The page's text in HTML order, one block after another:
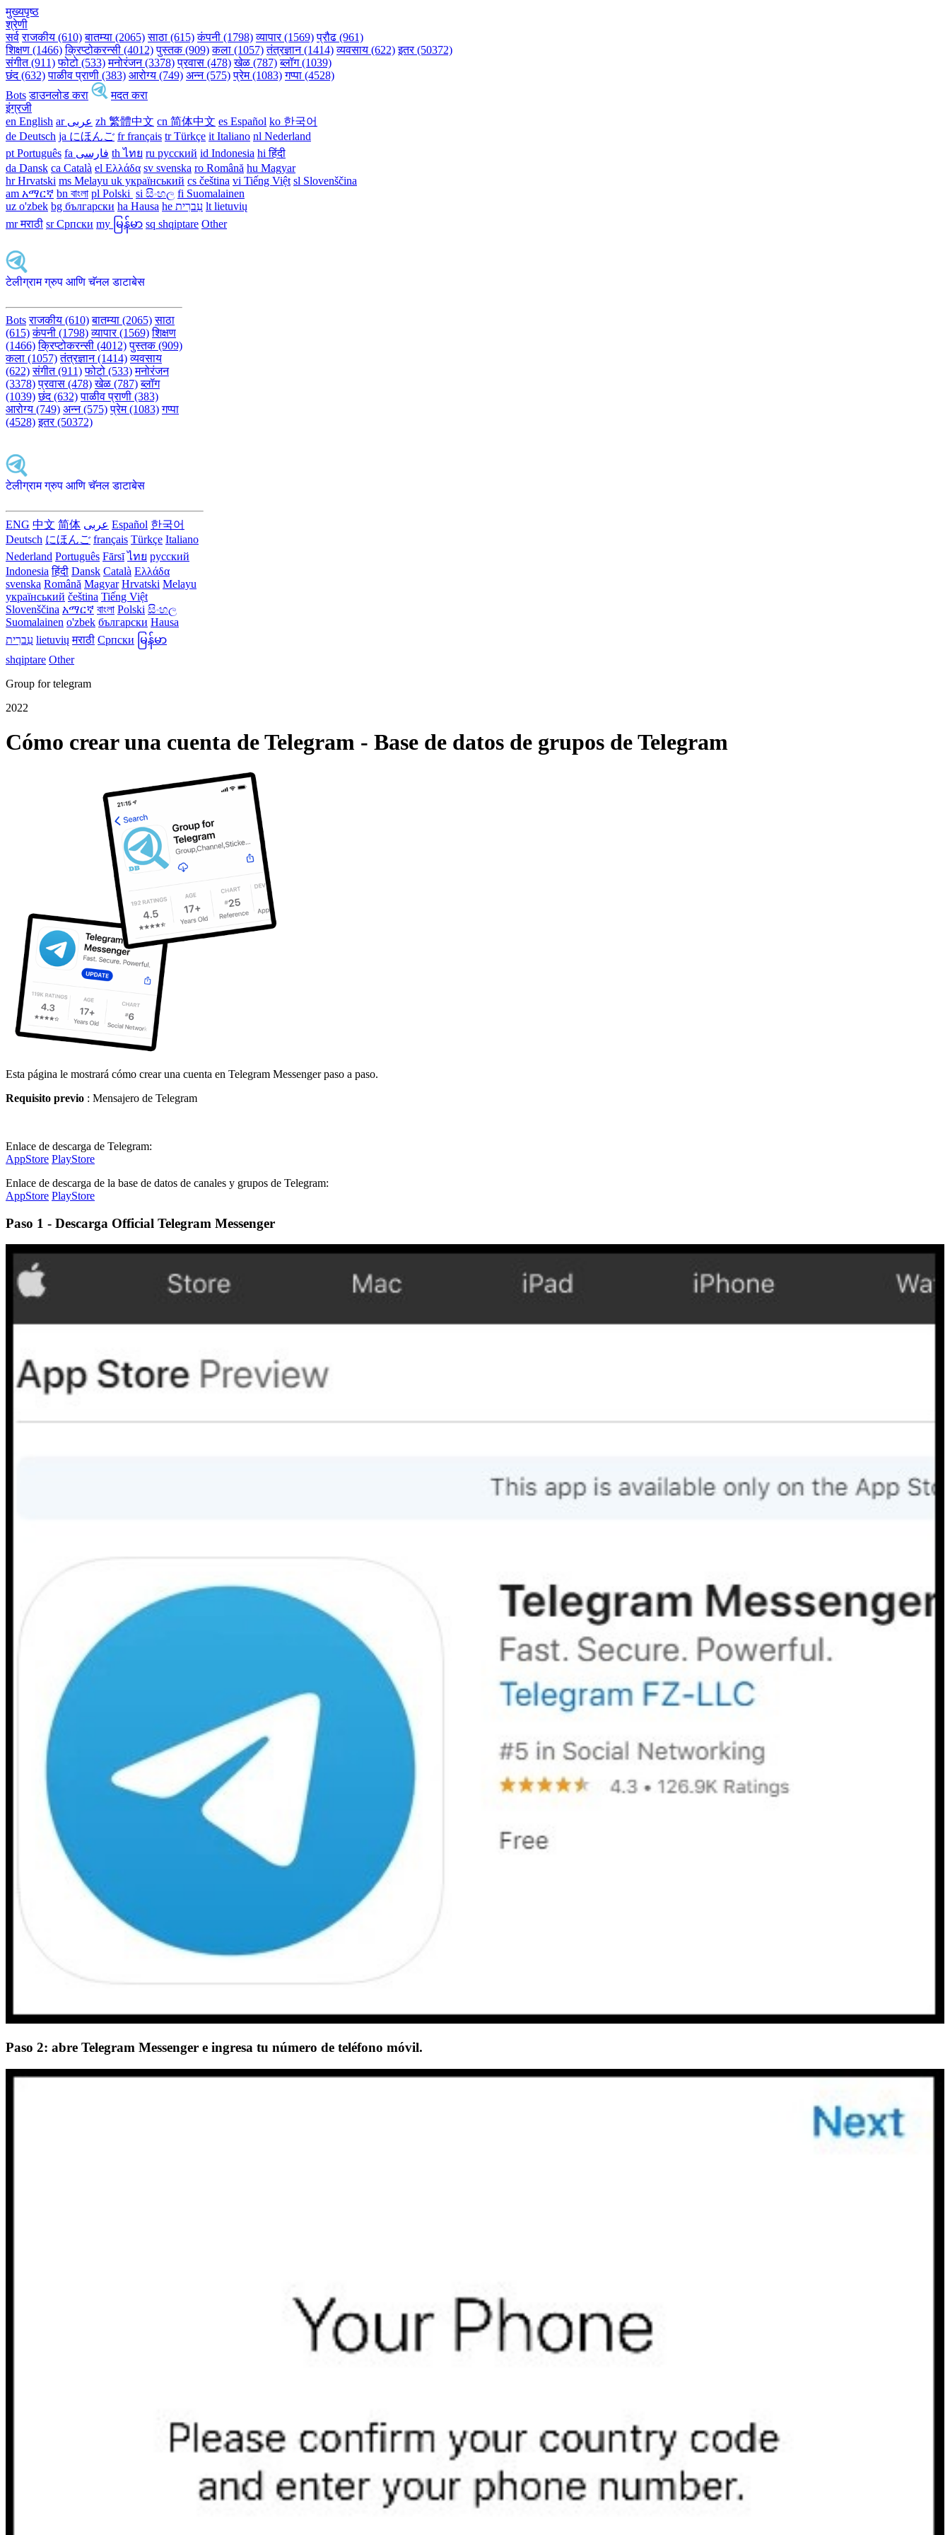
मुख्यपृष्ठ
श्रेणी
सर्व राजकीय (610) बातम्या (2065) साठा (615) कंपनी (1798) व्यापार (1569) प्रौढ (961)
शिक्षण (1466) क्रिप्टोकरन्सी (4012) पुस्तक (909) कला (1057) तंत्रज्ञान (1414) व्यवसाय (622) इतर (50372)
संगीत (911) फोटो (533) मनोरंजन (3378) प्रवास (478) खेळ (787) ब्लॉग (1039)
छंद (632) पाळीव प्राणी (383) आरोग्य (749) अन्न (575) प्रेम (1083) गप्पा (4528)
Bots डाउनलोड करा
मदत करा
इंग्रजी
en English
ar عربى zh 繁體中文 cn 简体中文 es Español ko 한국어
de Deutsch ja にほんご fr français tr Türkçe it Italiano nl Nederland
pt Português
th ไทย ru русский id Indonesia hi हिंदी
da Dansk‎ ca Català el Ελλάδα sv svenska ro Română hu Magyar
hr Hrvatski ms Melayu uk український‎ cs čeština‎ vi Tiếng Việt sl Slovenščina
am አማርኛ bn বাংলা pl Polski ‎ si සිංහල fi Suomalainen
uz o'zbek bg български ha Hausa‎ he עִברִית lt lietuvių
mr मराठी sr Српски my မြန်မာ sq shqiptare Other
टेलीग्राम ग्रुप आणि चॅनल डाटाबेस
Bots राजकीय (610) बातम्या (2065) साठा
(615) कंपनी (1798) व्यापार (1569) शिक्षण
(1466) क्रिप्टोकरन्सी (4012) पुस्तक (909)
कला (1057) तंत्रज्ञान (1414) व्यवसाय
(622) संगीत (911) फोटो (533) मनोरंजन
(3378) प्रवास (478) खेळ (787) ब्लॉग
(1039) छंद (632) पाळीव प्राणी (383)
आरोग्य (749) अन्न (575) प्रेम (1083) गप्पा
(4528) इतर (50372)
टेलीग्राम ग्रुप आणि चॅनल डाटाबेस
ENG 中文 简体 عربى Español 한국어
Deutsch にほんご français Türkçe Italiano
Nederland Português Fārsī‎ ไทย русский
Indonesia हिंदी Dansk‎ Català Ελλάδα
svenska Română Magyar Hrvatski Melayu
український čeština Tiếng Việt
Slovenščina አማርኛ বাংলা Polski සිංහල
Suomalainen o'zbek български Hausa
עִברִית lietuvių मराठी Српски မြန်မာ
shqiptare Other
Group for telegram
2022
Cómo crear una cuenta de Telegram - Base de datos de grupos de Telegram
Esta página le mostrará cómo crear una cuenta en Telegram Messenger paso a paso.
Requisito previo : Mensajero de Telegram
Enlace de descarga de Telegram:
AppStore PlayStore
Enlace de descarga de la base de datos de canales y grupos de Telegram:
AppStore PlayStore
Paso 1 - Descarga Official Telegram Messenger
Paso 2: abre Telegram Messenger e ingresa tu número de teléfono móvil.